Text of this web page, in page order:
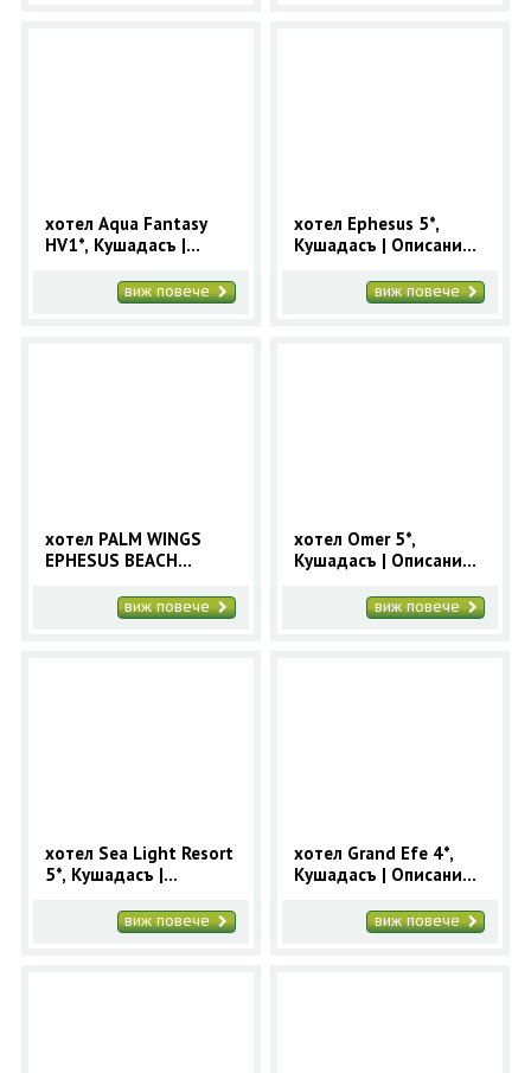
хотел Aqua Fantasy
HV1*, Кушадасъ |
цени за хотел Aqua
виж повече
хотел Ephesus 5*,
Кушадасъ | Oписание,
хотел Ephesusвиж повече
хотел PALM WINGS
EPHESUS BEACH
Кушадасъ | Oписание,
снимки и цени
виж повече
хотел Omer 5*,
Кушадасъ | Oписание,
хотел Omerвиж повече
хотел Sea Light Resort
5*, Кушадасъ |
цени за хотел Sea
Light Resort
виж повече
хотел Grand Efe 4*,
Кушадасъ | Oписание,
хотел Grand Efe
виж повече